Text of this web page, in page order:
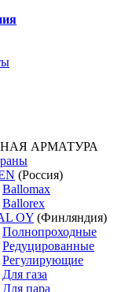
АРМАТУРА
(Россия)
Ballomax
Ballorex
OY (Финляндия)
Полнопроходные
Редуцированные
Регулирующие
Для газа
Для пара